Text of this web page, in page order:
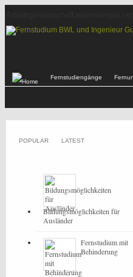
Fernstudiengänge
POPULAR LATEST
Bildungsmöglichkeiten für
Ausländer
Fernstudium mit
Behinderung